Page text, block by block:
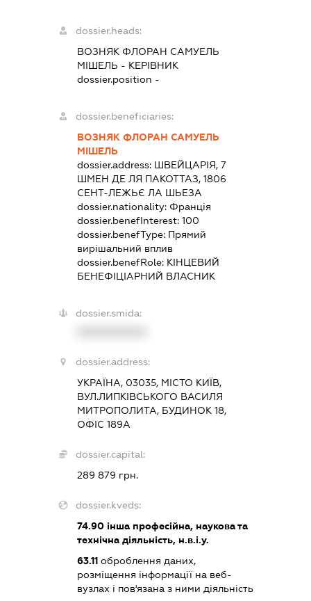
dossier.heads:
ВОЗНЯК ФЛОРАН САМУЕЛЬ
МІШЕЛЬ - КЕРІВНИК
dossier.position -
dossier.beneficiaries:
ВОЗНЯК ФЛОРАН САМУЕЛЬ
МІШЕЛЬ
dossier.address: ШВЕЙЦАРІЯ, 7
ШМЕН ДЕ ЛЯ ПАКОТТАЗ, 1806
СЕНТ-ЛЕЖЬЄ ЛА ШЬЕЗА
dossier.nationality: Франція
dossier.benefInterest: 100
dossier.benefType: Прямий
вирішальний вплив
dossier.benefRole: КІНЦЕВИЙ
БЕНЕФІЦІАРНИЙ ВЛАСНИК
dossier.smida:
dossier.address:
УКРАЇНА, 03035, МІСТО КИЇВ,
ВУЛ.ЛИПКІВСЬКОГО ВАСИЛЯ
МИТРОПОЛИТА, БУДИНОК 18,
ОФІС 189А
dossier.capital:
289 879 грн.
dossier.kveds:
74.90інша професійна, наукова та
технічна діяльність, н.в.і.у.
63.11оброблення даних,
розміщення інформації на веб-
вузлах і пов'язана з ними діяльність